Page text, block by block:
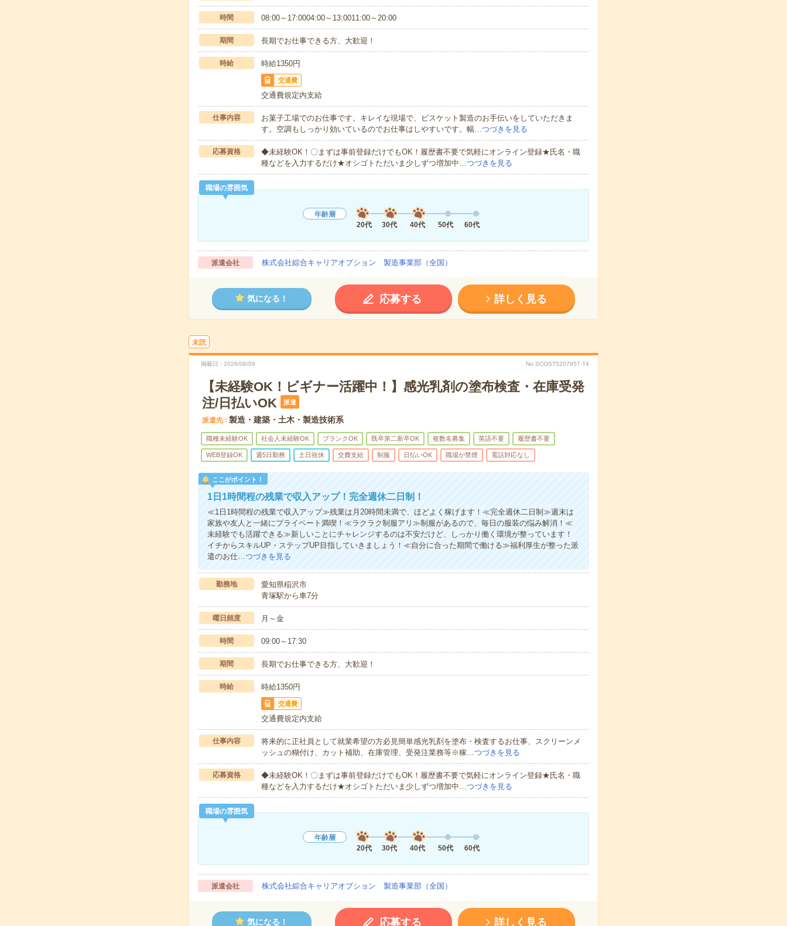
時間 08:00～17:0004:00～13:0011:00～20:00
期間 長期でお仕事できる方、大歓迎！
時給 時給1350円
交通費
交通費規定内支給
仕事内容
お菓子工場でのお仕事です。キレイな現場で、ビスケット製造のお手伝いをしていただきま
す。空調もしっかり効いているのでお仕事はしやすいです。幅…つづきを見る
応募資格
◆未経験OK！〇まずは事前登録だけでもOK！履歴書不要で気軽にオンライン登録★氏名・職
種などを入力するだけ★オシゴトただいま少しずつ増加中…つづきを見る
職場の雰囲気
年齢層
20代
30代 40代 50代 60代
派遣会社 株式会社綜合キャリアオプション 製造事業部（全国）
気になる！ 応募する 詳しく見る
未読
掲載日 2026/08/09 No.SCOST5207957-T4
【未経験OK！ビギナー活躍中！】感光乳剤の塗布検査・在庫受発
注/日払いOK
派遣
派遣先 製造・建築・土木・製造技術系
職種未経験OK 社会人未経験OK ブランクOK 既卒第二新卒OK 複数名募集 英語不要 履歴書不要
WEB登録OK 週5日勤務 土日祝休 交費支給 制服 日払いOK 職場が禁煙 電話対応なし
ここがポイント！
1日1時間程の残業で収入アップ！完全週休二日制！
≪1日1時間程の残業で収入アップ≫残業は月20時間未満で、ほどよく稼げます！≪完全週休二日制≫週末は
家族や友人と一緒にプライベート満喫！≪ラクラク制服アリ≫制服があるので、毎日の服装の悩み解消！≪
未経験でも活躍できる≫新しいことにチャレンジするのは不安だけど、しっかり働く環境が整っています！
イチからスキルUP・ステップUP目指していきましょう！≪自分に合った期間で働ける≫福利厚生が整った派
遣のお仕…つづきを見る
勤務地
愛知県稲沢市
青塚駅から車7分
曜日頻度 月～金
時間 09:00～17:30
期間 長期でお仕事できる方、大歓迎！
時給 時給1350円
交通費
交通費規定内支給
仕事内容
将来的に正社員として就業希望の方必見簡単感光乳剤を塗布・検査するお仕事、スクリーンメ
ッシュの糊付け、カット補助、在庫管理、受発注業務等※稼…つづきを見る
応募資格
◆未経験OK！〇まずは事前登録だけでもOK！履歴書不要で気軽にオンライン登録★氏名・職
種などを入力するだけ★オシゴトただいま少しずつ増加中…つづきを見る
職場の雰囲気
年齢層
20代
30代 40代 50代 60代
派遣会社 株式会社綜合キャリアオプション 製造事業部（全国）
気になる！ 応募する 詳しく見る